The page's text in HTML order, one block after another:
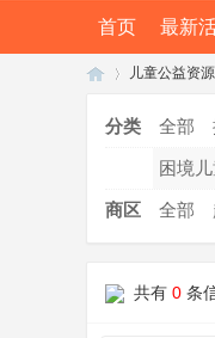
首页 最新
儿童公益资
分类 全部
困境
商区 全部
共有 0 条